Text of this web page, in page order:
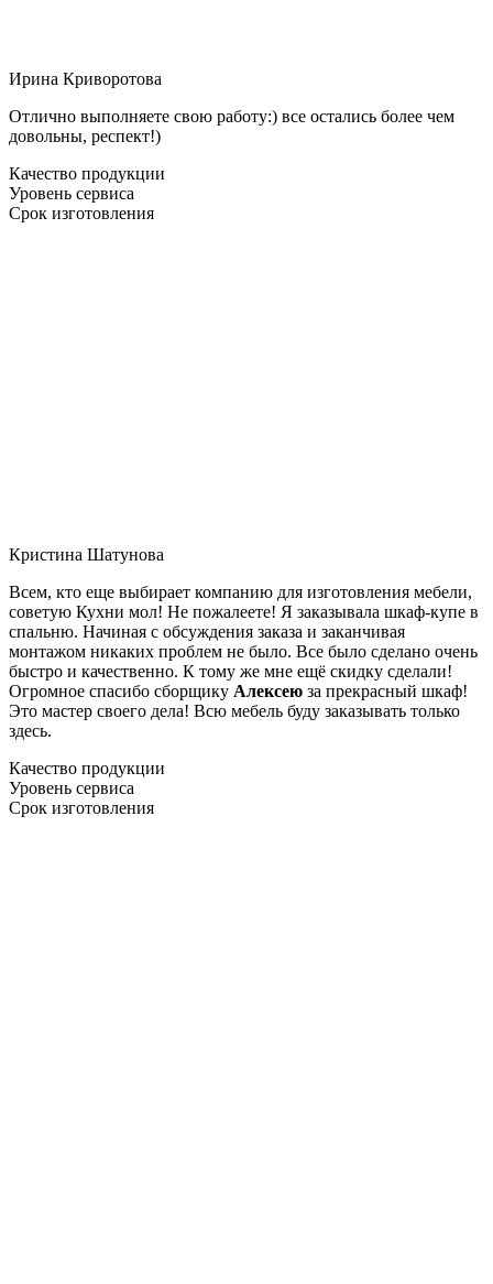
Ирина Криворотова
Отлично выполняете свою работу:) все остались более чем
довольны, респект!)
Качество продукции
Уровень сервиса
Срок изготовления
Кристина Шатунова
Всем, кто еще выбирает компанию для изготовления мебели,
советую Кухни мол! Не пожалеете! Я заказывала шкаф-купе в
спальню. Начиная с обсуждения заказа и заканчивая
монтажом никаких проблем не было. Все было сделано очень
быстро и качественно. К тому же мне ещё скидку сделали!
Огромное спасибо сборщику Алексею за прекрасный шкаф!
Это мастер своего дела! Всю мебель буду заказывать только
здесь.
Качество продукции
Уровень сервиса
Срок изготовления